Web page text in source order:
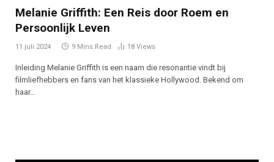
Melanie Griffith: Een Reis door Roem en
Persoonlijk Leven
11 juli 2024 9 Mins Read 18 Views
Inleiding Melanie Griffith is een naam die resonantie vindt bij
filmliefhebbers en fans van het klassieke Hollywood. Bekend om
haar…